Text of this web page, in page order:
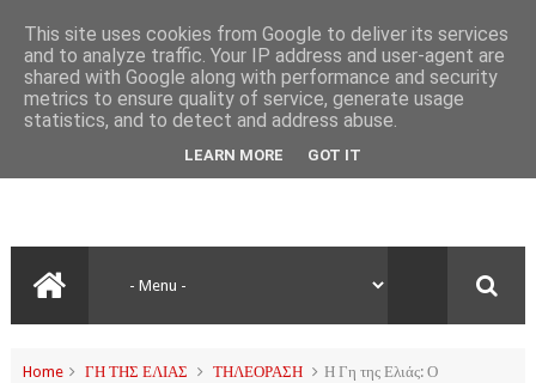
Home ΓΗ ΤΗΣ ΕΛΙΑΣ ΤΗΛΕΟΡΑΣΗ
Η Γη της Ελιάς: Ο
This site uses cookies from Google to deliver its services
and to analyze traffic. Your IP address and user-agent are
shared with Google along with performance and security
metrics to ensure quality of service, generate usage
statistics, and to detect and address abuse.
LEARN MORE GOT IT